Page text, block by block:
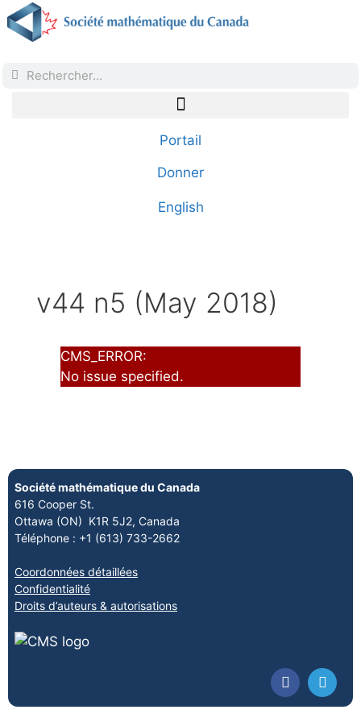
Portail
Donner
English
v44 n5 (May 2018)
CMS_ERROR:
No issue specified.
Société mathématique du Canada
616 Cooper St.
Ottawa (ON) K1R 5J2, Canada
Téléphone : +1 (613) 733-2662
Coordonnées détaillées
Confidentialité
Droits d’auteurs & autorisations